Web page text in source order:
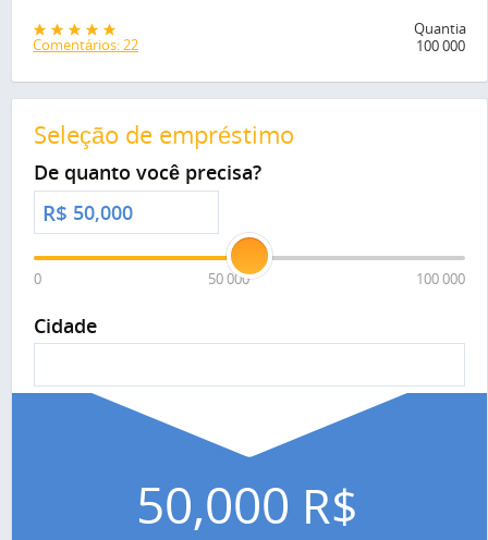
Comentários: 22
Quantia
100 000
Seleção de empréstimo
De quanto você precisa?
R$
0 50 000 100 000
Cidade
50,000 R$